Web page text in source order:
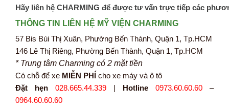
Hãy liên hệ CHARMING để được tư vấn trực tiếp các
THÔNG TIN LIÊN HỆ MỸ VIỆN CHARMING
57 Bis Bùi Thị Xuân, Phường Bến Thành, Quận 1, Tp.HCM
146 Lê Thị Riêng, Phường Bến Thành, Quận 1, Tp.HCM
* Trung tâm Charming có 2 mặt tiền
Có chỗ để xe MIỄN PHÍ cho xe máy và ô tô
Đặt hẹn
028.665.44.339 | Hotline 0973.60.60.60 –
0964.60.60.60